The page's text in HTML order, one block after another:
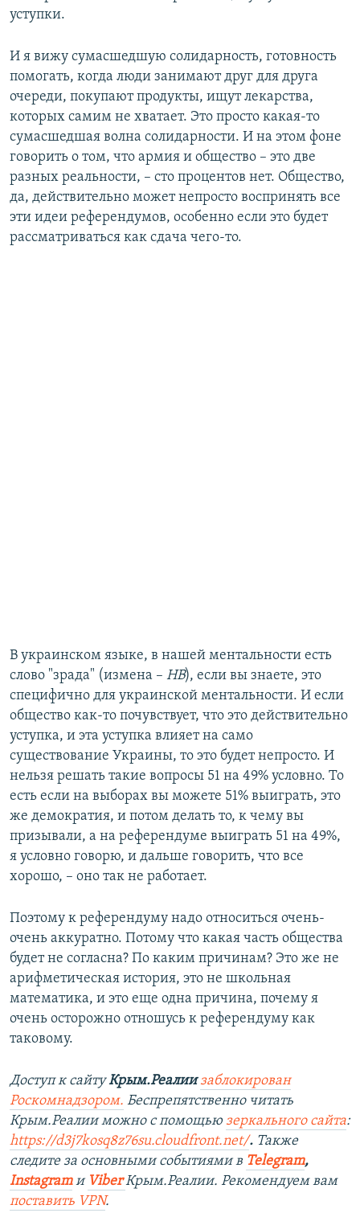
уступки.
И я вижу сумасшедшую солидарность, готовность
помогать, когда люди занимают друг для друга
очереди, покупают продукты, ищут лекарства,
которых самим не хватает. Это просто какая-то
сумасшедшая волна солидарности. И на этом фоне
говорить о том, что армия и общество – это две
разных реальности, – сто процентов нет. Общество,
да, действительно может непросто воспринять все
эти идеи референдумов, особенно если это будет
рассматриваться как сдача чего-то.
В украинском языке, в нашей ментальности есть
слово "зрада" (измена – НВ), если вы знаете, это
специфично для украинской ментальности. И если
общество как-то почувствует, что это действительно
уступка, и эта уступка влияет на само
существование Украины, то это будет непросто. И
нельзя решать такие вопросы 51 на 49% условно. То
есть если на выборах вы можете 51% выиграть, это
же демократия, и потом делать то, к чему вы
призывали, а на референдуме выиграть 51 на 49%,
я условно говорю, и дальше говорить, что все
хорошо, – оно так не работает.
Поэтому к референдуму надо относиться очень-
очень аккуратно. Потому что какая часть общества
будет не согласна? По каким причинам? Это же не
арифметическая история, это не школьная
математика, и это еще одна причина, почему я
очень осторожно отношусь к референдуму как
таковому.
Доступ к сайтуКрым.Реалии заблокирован
Роскомнадзором. Беспрепятственно читать
Крым.Реалии можно с помощью зеркального сайта:
https://d3j7kosq8z76su.cloudfront.net/. Также
следите за основными событиями в Telegram,
Instagramи ViberКрым.Реалии. Рекомендуем вам
поставить VPN.